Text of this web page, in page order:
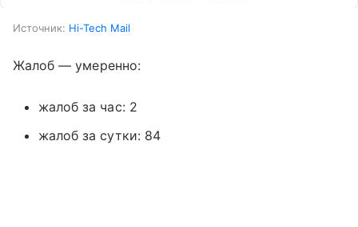
Источник: Hi-Tech Mail
Жалоб — умеренно:
жалоб за час: 2
жалоб за сутки: 84